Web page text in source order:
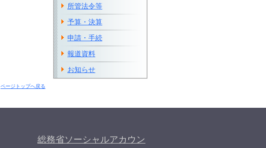
ページトップへ戻る
所管法令等
予算・決算
申請・手続
報道資料
お知らせ
総務省ソーシャルアカウン